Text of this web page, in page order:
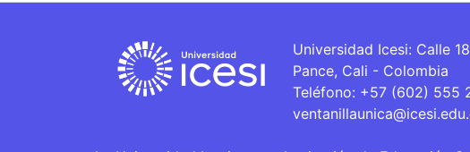
Universidad Icesi: Calle
Pance, Cali - Colombia
Teléfono: +57 (602) 555